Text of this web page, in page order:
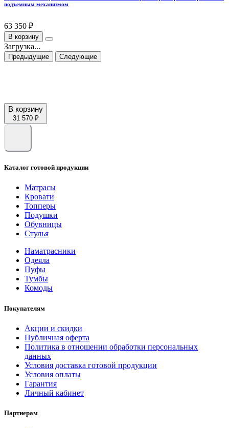
подъемным механизмом
63 350 ₽
В корзину
Загрузка...
Предыдущие Следующие
В корзину
31 570 ₽
Каталог готовой продукции
Матрасы
Кровати
Топперы
Подушки
Обувницы
Стулья
Наматрасники
Одеяла
Пуфы
Тумбы
Комоды
Покупателям
Акции и скидки
Публичная оферта
Политика в отношении обработки персональных
данных
Условия доставка готовой продукции
Условия оплаты
Гарантия
Личный кабинет
Партнерам